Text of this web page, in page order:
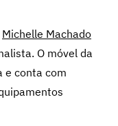
Michelle Machado
O móvel da
e conta com